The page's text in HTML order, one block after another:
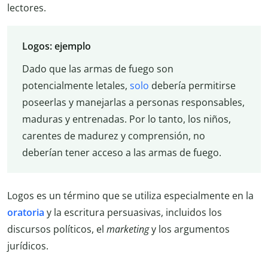
lectores.
Logos: ejemplo
Dado que las armas de fuego son
potencialmente letales, solo debería permitirse
poseerlas y manejarlas a personas responsables,
maduras y entrenadas. Por lo tanto, los niños,
carentes de madurez y comprensión, no
deberían tener acceso a las armas de fuego.
Logos es un término que se utiliza especialmente en la
oratoria y la escritura persuasivas, incluidos los
discursos políticos, el marketingy los argumentos
jurídicos.